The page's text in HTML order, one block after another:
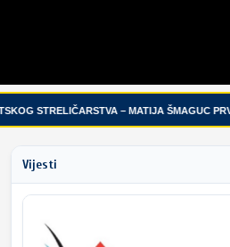
STRELIČARSTVA – MATIJA ŠMAGUC
Vijesti